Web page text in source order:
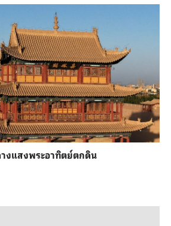
งแสงพระอาทิตย์ตกดิน